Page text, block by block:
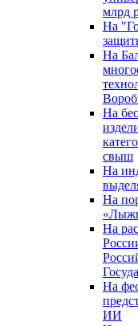
млрд
На
На
На
свыш
На
На
На
На
ИИ